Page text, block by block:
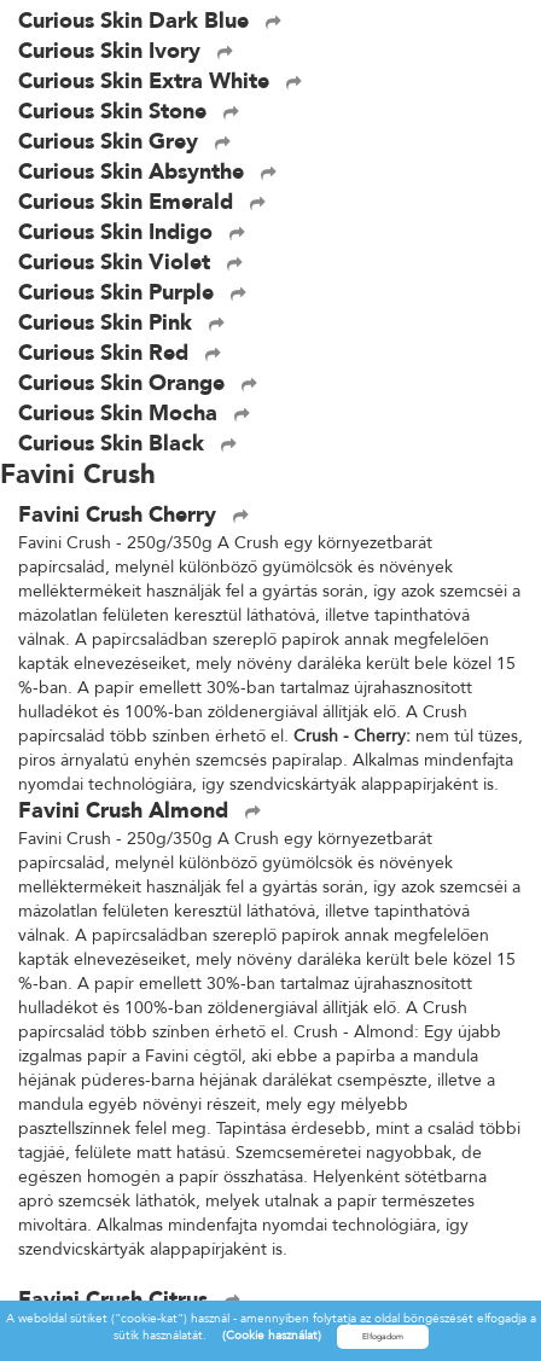
Curious Skin Dark Blue
Curious Skin Ivory
Curious Skin Extra White
Curious Skin Stone
Curious Skin Grey
Curious Skin Absynthe
Curious Skin Emerald
Curious Skin Indigo
Curious Skin Violet
Curious Skin Purple
Curious Skin Pink
Curious Skin Red
Curious Skin Orange
Curious Skin Mocha
Curious Skin Black
Favini Crush
Favini Crush Cherry
Favini Crush - 250g/350g A Crush egy környezetbarát
papírcsalád, melynél különböző gyümölcsök és növények
melléktermékeit használják fel a gyártás során, így azok szemcséi a
mázolatlan felületen keresztül láthatóvá, illetve tapinthatóvá
válnak. A papírcsaládban szereplő papírok annak megfelelően
kapták elnevezéseiket, mely növény daráléka került bele közel 15
%-ban. A papír emellett 30%-ban tartalmaz újrahasznosított
hulladékot és 100%-ban zöldenergiával állítják elő. A Crush
papírcsalád több színben érhető el. Crush - Cherry: nem túl tüzes,
piros árnyalatú enyhén szemcsés papíralap. Alkalmas mindenfajta
nyomdai technológiára, így szendvicskártyák alappapírjaként is.
Favini Crush Almond
Favini Crush - 250g/350g A Crush egy környezetbarát
papírcsalád, melynél különböző gyümölcsök és növények
melléktermékeit használják fel a gyártás során, így azok szemcséi a
mázolatlan felületen keresztül láthatóvá, illetve tapinthatóvá
válnak. A papírcsaládban szereplő papírok annak megfelelően
kapták elnevezéseiket, mely növény daráléka került bele közel 15
%-ban. A papír emellett 30%-ban tartalmaz újrahasznosított
hulladékot és 100%-ban zöldenergiával állítják elő. A Crush
papírcsalád több színben érhető el. Crush - Almond: Egy újabb
izgalmas papír a Favini cégtől, aki ebbe a papírba a mandula
héjának púderes-barna héjának darálékat csempészte, illetve a
mandula egyéb növényi részeit, mely egy mélyebb
pasztellszínnek felel meg. Tapintása érdesebb, mint a család többi
tagjáé, felülete matt hatású. Szemcseméretei nagyobbak, de
egészen homogén a papír összhatása. Helyenként sötétbarna
apró szemcsék láthatók, melyek utalnak a papír természetes
mivoltára. Alkalmas mindenfajta nyomdai technológiára, így
szendvicskártyák alappapírjaként is.
Favini Crush Citrus
Favini Crush - 250g/350g A Crush egy környezetbarát
papírcsalád, melynél különböző gyümölcsök és növények
A weboldal sütiket ("cookie-kat") használ - amennyiben folytatja az oldal böngészését elfogadja a
sütik használatát.
(Cookie használat)